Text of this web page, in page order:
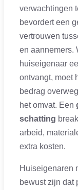
verwachtingen
bevordert een
vertrouwen
en aannemers.
huiseigenaar
ontvangt, moet
bedrag
het omvat. Een
schatting
arbeid,
extra kosten.
Huiseigenaren
bewust zijn dat